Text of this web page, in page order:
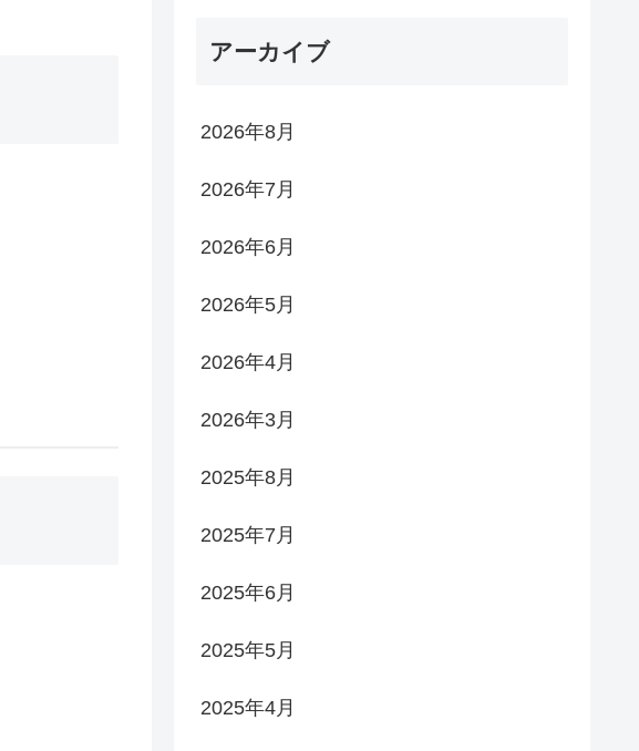
アーカイブ
2026年8月
2026年7月
2026年6月
2026年5月
2026年4月
2026年3月
2025年8月
2025年7月
2025年6月
2025年5月
2025年4月